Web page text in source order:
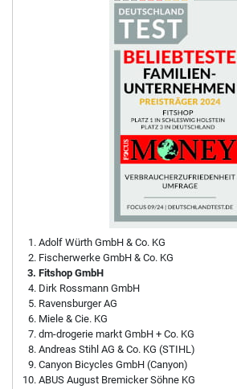
Adolf Würth GmbH & Co. KG
Fischerwerke GmbH & Co. KG
Fitshop GmbH
Dirk Rossmann GmbH
Ravensburger AG
Miele & Cie. KG
dm-drogerie markt GmbH + Co. KG
Andreas Stihl AG & Co. KG (STIHL)
Canyon Bicycles GmbH (Canyon)
ABUS August Bremicker Söhne KG